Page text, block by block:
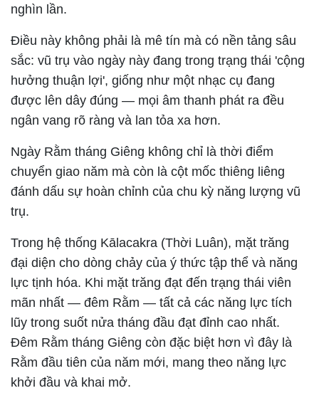
nghìn lần.
Điều này không phải là mê tín mà có nền tảng sâu
sắc: vũ trụ vào ngày này đang trong trạng thái 'cộng
hưởng thuận lợi', giống như một nhạc cụ đang
được lên dây đúng — mọi âm thanh phát ra đều
ngân vang rõ ràng và lan tỏa xa hơn.
Ngày Rằm tháng Giêng không chỉ là thời điểm
chuyển giao năm mà còn là cột mốc thiêng liêng
đánh dấu sự hoàn chỉnh của chu kỳ năng lượng vũ
trụ.
Trong hệ thống Kālacakra (Thời Luân), mặt trăng
đại diện cho dòng chảy của ý thức tập thể và năng
lực tịnh hóa. Khi mặt trăng đạt đến trạng thái viên
mãn nhất — đêm Rằm — tất cả các năng lực tích
lũy trong suốt nửa tháng đầu đạt đỉnh cao nhất.
Đêm Rằm tháng Giêng còn đặc biệt hơn vì đây là
Rằm đầu tiên của năm mới, mang theo năng lực
khởi đầu và khai mở.